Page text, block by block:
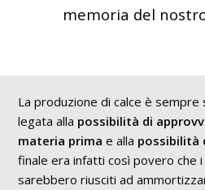
memoria del
La produzione di calce è
legata alla possibilità di
materia prima e alla possibilità
finale era infatti così povero che
sarebbero riusciti ad